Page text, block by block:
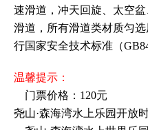
速滑道，冲天回旋、太空
滑道，所有滑道类材质匀
行国家安全技术标准（
温馨提示：
门票价格： 120元
尧山·森海湾水上乐园开放时